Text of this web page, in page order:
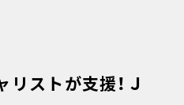
ストが支援！Ｊ